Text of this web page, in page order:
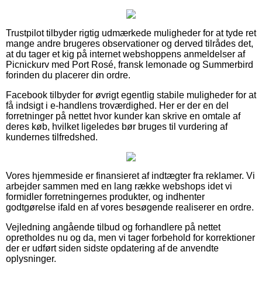
Trustpilot tilbyder rigtig udmærkede muligheder for at tyde ret
mange andre brugeres observationer og derved tilrådes det,
at du tager et kig på internet webshoppens anmeldelser af
Picnickurv med Port Rosé, fransk lemonade og Summerbird
forinden du placerer din ordre.
Facebook tilbyder for øvrigt egentlig stabile muligheder for at
få indsigt i e-handlens troværdighed. Her er der en del
forretninger på nettet hvor kunder kan skrive en omtale af
deres køb, hvilket ligeledes bør bruges til vurdering af
kundernes tilfredshed.
Vores hjemmeside er finansieret af indtægter fra reklamer. Vi
arbejder sammen med en lang række webshops idet vi
formidler forretningernes produkter, og indhenter
godtgørelse ifald en af vores besøgende realiserer en ordre.
Vejledning angående tilbud og forhandlere på nettet
opretholdes nu og da, men vi tager forbehold for korrektioner
der er udført siden sidste opdatering af de anvendte
oplysninger.